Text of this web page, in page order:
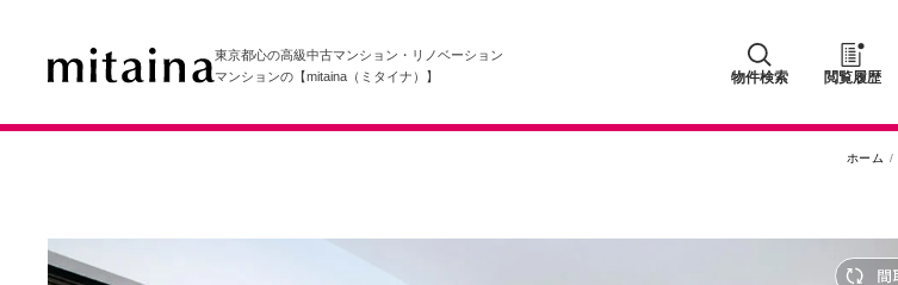
東京都心の高級中古マンション・リノベーション
マンションの【mitaina（ミタイナ）】
物件検索 閲覧履歴
ホーム